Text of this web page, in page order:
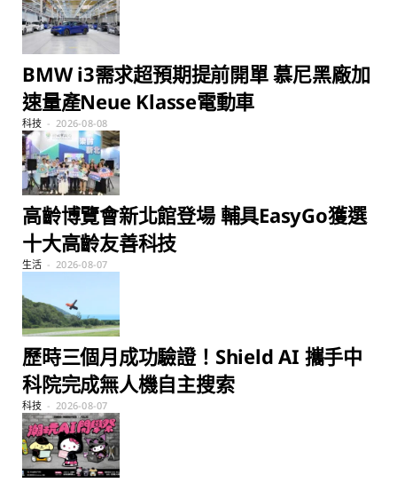
BMW i3需求超預期提前開單 慕尼黑廠加
速量產Neue Klasse電動車
科技 2026-08-08
高齡博覽會新北館登場 輔具EasyGo獲選
十大高齡友善科技
生活 2026-08-07
歷時三個月成功驗證！Shield AI 攜手中
科院完成無人機自主搜索
科技 2026-08-07